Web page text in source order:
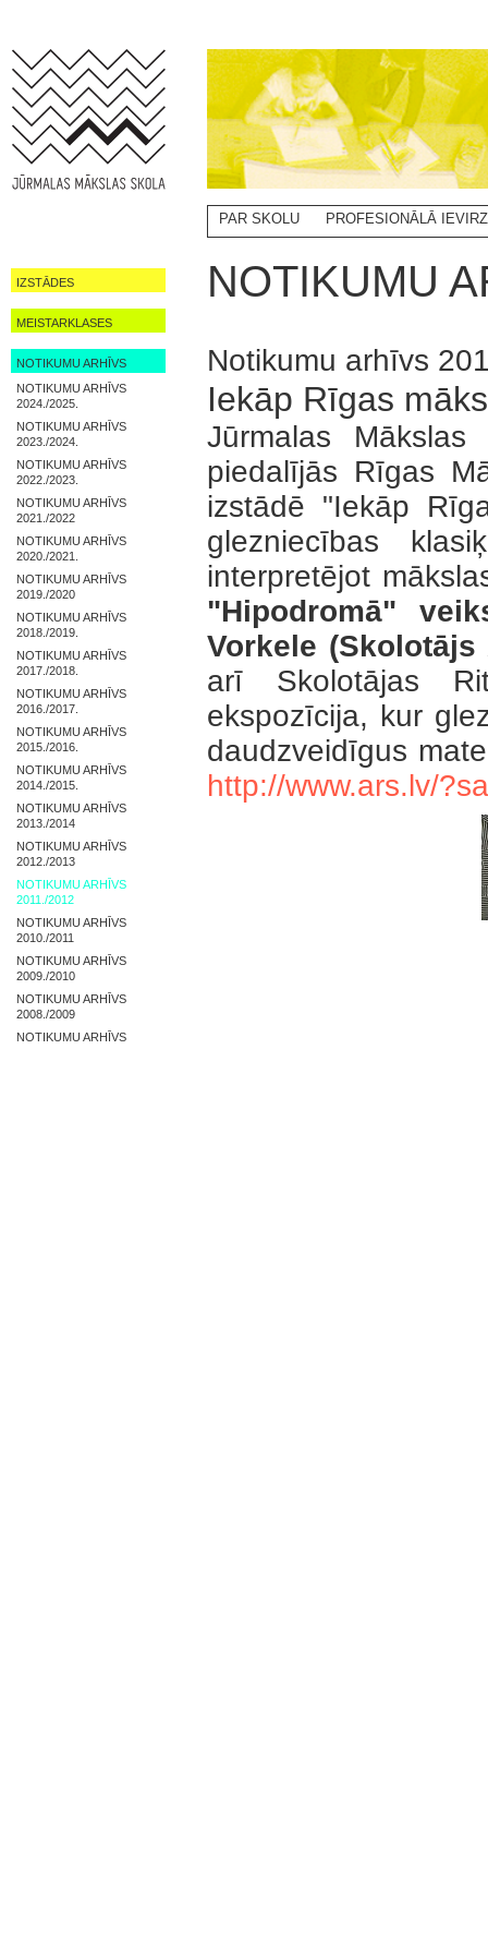
IZSTĀDES
MEISTARKLASES
NOTIKUMU ARHĪVS
NOTIKUMU ARHĪVS
2024./2025.
NOTIKUMU ARHĪVS
2023./2024.
NOTIKUMU ARHĪVS
2022./2023.
NOTIKUMU ARHĪVS
2021./2022
NOTIKUMU ARHĪVS
2020./2021.
NOTIKUMU ARHĪVS
2019./2020
NOTIKUMU ARHĪVS
2018./2019.
NOTIKUMU ARHĪVS
2017./2018.
NOTIKUMU ARHĪVS
2016./2017.
NOTIKUMU ARHĪVS
2015./2016.
NOTIKUMU ARHĪVS
2014./2015.
NOTIKUMU ARHĪVS
2013./2014
NOTIKUMU ARHĪVS
2012./2013
NOTIKUMU ARHĪVS
2011./2012
NOTIKUMU ARHĪVS
2010./2011
NOTIKUMU ARHĪVS
2009./2010
NOTIKUMU ARHĪVS
2008./2009
NOTIKUMU ARHĪVS
PAR SKOLU
PROFESIONĀLĀ
NOTIKUMU
Notikumu arhīvs
Iekāp Rīgas
Jūrmalas
piedalījās Rīgas
izstādē "Iekāp
glezniecības
interpretējot
"Hipodromā"
Vorkele
arī Skolotājas
ekspozīcija, kur
http://www.ars.lv/